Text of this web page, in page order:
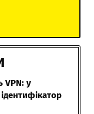
VPN: у